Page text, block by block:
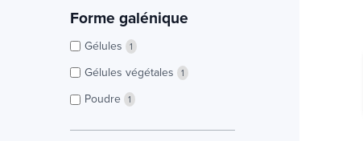
Forme galénique
Gélules 1
Gélules végétales 1
Poudre 1